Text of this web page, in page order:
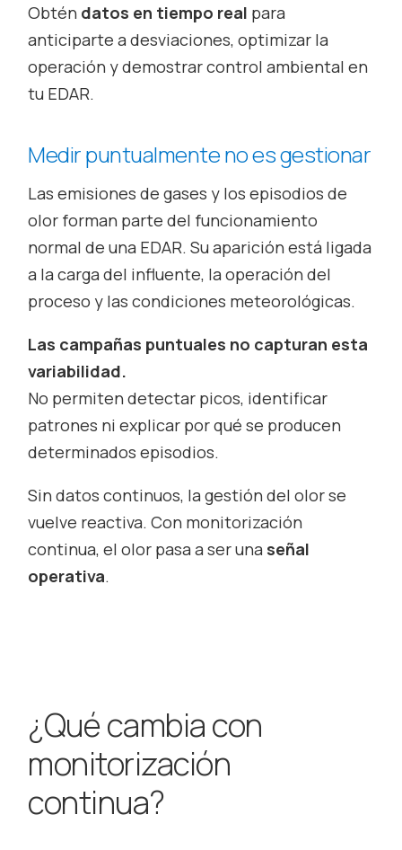
Obtén datos en tiempo real para
anticiparte a desviaciones, optimizar la
operación y demostrar control ambiental en
tu EDAR.
Medir puntualmente no es gestionar
Las emisiones de gases y los episodios de
olor forman parte del funcionamiento
normal de una EDAR. Su aparición está ligada
a la carga del influente, la operación del
proceso y las condiciones meteorológicas.
Las campañas puntuales no capturan esta
variabilidad.
No permiten detectar picos, identificar
patrones ni explicar por qué se producen
determinados episodios.
Sin datos continuos, la gestión del olor se
vuelve reactiva. Con monitorización
continua, el olor pasa a ser una señal
operativa.
¿Qué cambia con
monitorización
continua?